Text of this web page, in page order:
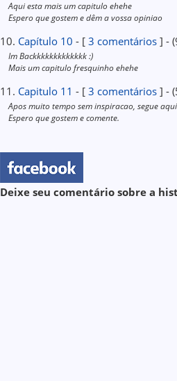
Aqui esta mais um capitulo ehehe
Espero que gostem e dêm a vossa opiniao
10. Capítulo 10 - [3 comentários ] -
Im Backkkkkkkkkkkkk :)
Mais um capitulo fresquinho ehehe
11. Capitulo 11 - [3 comentários ] -
Apos muito tempo sem inspiracao, segue
Espero que gostem e comente.
Deixe seu comentário sobre a